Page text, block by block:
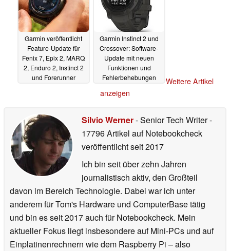
Garmin veröffentlicht
Feature-Update für
Fenix 7, Epix 2, MARQ
2, Enduro 2, Instinct 2
und Forerunner
Garmin Instinct 2 und
Crossover: Software-
Update mit neuen
Funktionen und
Fehlerbehebungen
Weitere Artikel
anzeigen
Silvio Werner- Senior Tech Writer-
17796 Artikel auf Notebookcheck
veröffentlichtseit 2017
Ich bin seit über zehn Jahren
journalistisch aktiv, den Großteil
davon im Bereich Technologie. Dabei war ich unter
anderem für Tom's Hardware und ComputerBase tätig
und bin es seit 2017 auch für Notebookcheck. Mein
aktueller Fokus liegt insbesondere auf Mini-PCs und auf
Einplatinenrechnern wie dem Raspberry Pi – also